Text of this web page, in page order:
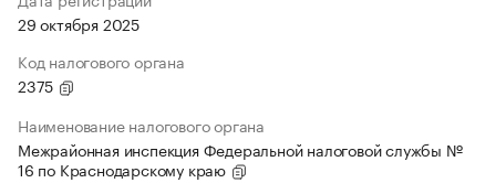
29 октября 2025
Код налогового органа
2375
Наименование налогового органа
Межрайонная инспекция Федеральной налоговой службы №
16 по Краснодарскому краю